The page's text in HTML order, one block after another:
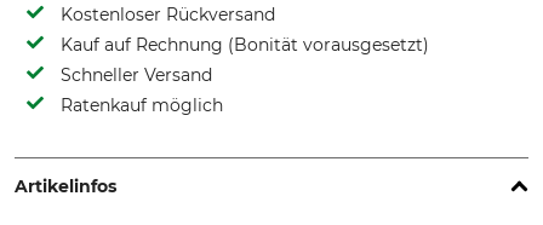
Kostenloser Rückversand
Kauf auf Rechnung (Bonität vorausgesetzt)
Schneller Versand
Ratenkauf möglich
Artikelinfos